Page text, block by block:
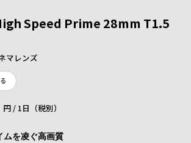
Speed Prime 28mm T1.5
マレンズ
円 / 1日（税別）
ムを凌ぐ高画質